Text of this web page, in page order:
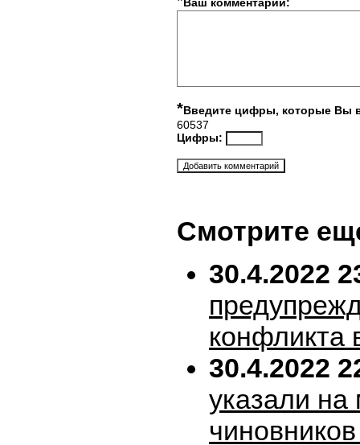
*Введите цифры, которые Вы
60537
Цифры:
Смотрите
30.4.2022
конфликта
30.4.2022
указали на